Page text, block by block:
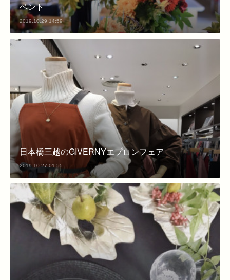
ベント
2019.10.29 14:59
日本橋三越のGIVERNYエプロンフェア
2019.10.27 01:55